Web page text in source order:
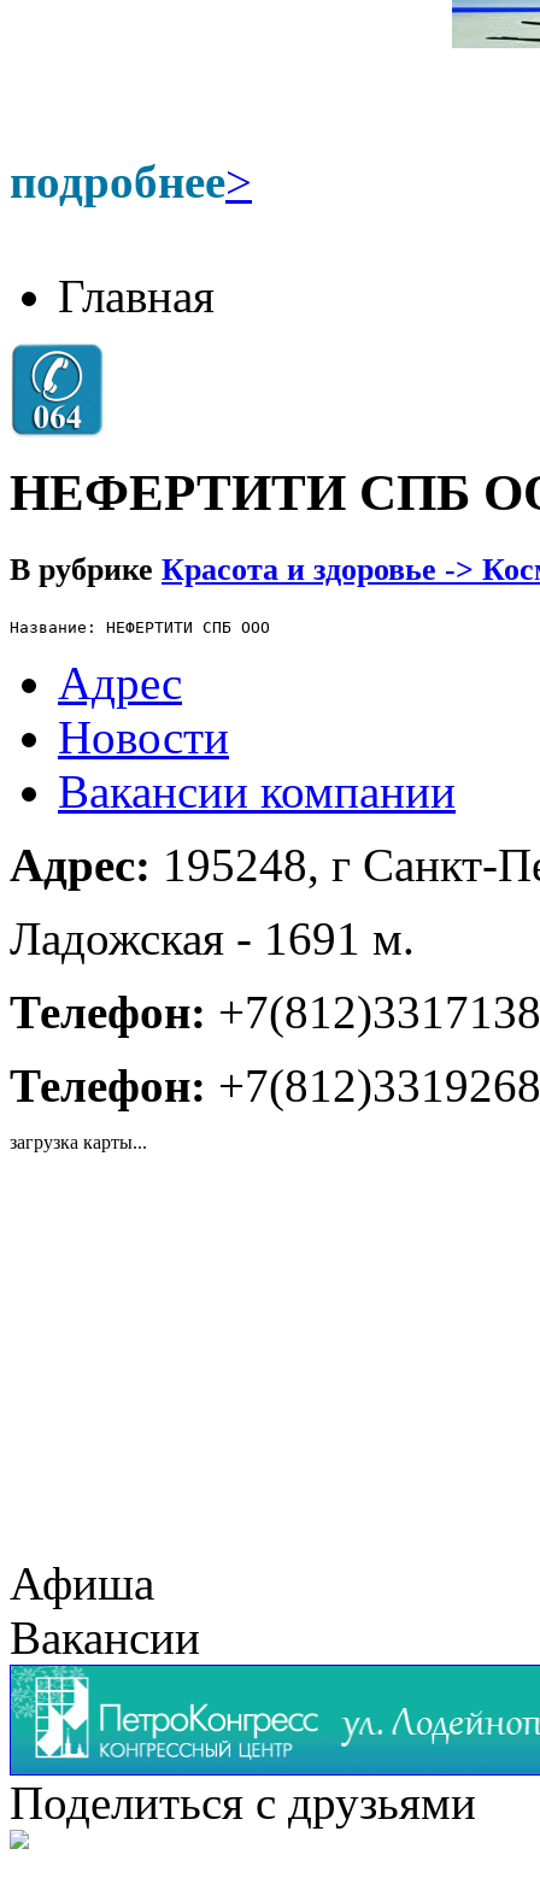
подробнее>
Главная
НЕФЕРТИТИ СПБ
В рубрике Красота и здоровье ->
Название: НЕФЕРТИТИ СПБ ООО
Адрес
Новости
Вакансии компании
Адрес: 195248, г Санкт-
Ладожская - 1691 м.
Телефон: +7(812)3317138
Телефон: +7(812)3319268
загрузка карты...
Афиша
Вакансии
Поделиться с друзьями